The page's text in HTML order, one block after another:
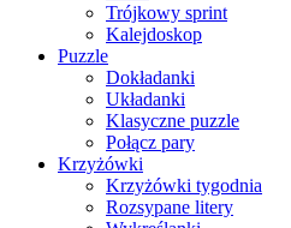
Trójkowy sprint
Kalejdoskop
Puzzle
Dokładanki
Układanki
Klasyczne puzzle
Połącz pary
Krzyżówki
Krzyżówki tygodnia
Rozsypane litery